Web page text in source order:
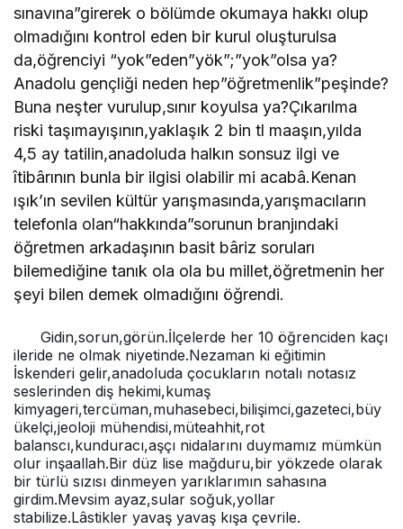
sınavına”girerek o bölümde okumaya hakkı olup
olmadığını kontrol eden bir kurul oluşturulsa
da,öğrenciyi “yok”eden”yök”;”yok”olsa ya?
Anadolu gençliği neden hep”öğretmenlik”peşinde?
Buna neşter vurulup,sınır koyulsa ya?Çıkarılma
riski taşımayışının,yaklaşık 2 bin tl maaşın,yılda
4,5 ay tatilin,anadoluda halkın sonsuz ilgi ve
îtibârının bunla bir ilgisi olabilir mi acabâ.Kenan
ışık’ın sevilen kültür yarışmasında,yarışmacıların
telefonla olan“hakkında”sorunun branjındaki
öğretmen arkadaşının basit bâriz soruları
bilemediğine tanık ola ola bu millet,öğretmenin her
şeyi bilen demek olmadığını öğrendi.
Gidin,sorun,görün.İlçelerde her 10 öğrenciden kaçı
ileride ne olmak niyetinde.Nezaman ki eğitimin
İskenderi gelir,anadoluda çocukların notalı notasız
seslerinden diş hekimi,kumaş
kimyageri,tercüman,muhasebeci,bilişimci,gazeteci,büy
ükelçi,jeoloji mühendisi,müteahhit,rot
balanscı,kunduracı,aşçı nidalarını duymamız mümkün
olur inşaallah.Bir düz lise mağduru,bir yökzede olarak
bir türlü sızısı dinmeyen yarıklarımın sahasına
girdim.Mevsim ayaz,sular soğuk,yollar
stabilize.Lâstikler yavaş yavaş kışa çevrile.